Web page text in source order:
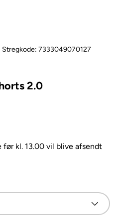
Stregkode: 7333049070127
2.0
før kl. 13.00 vil blive afsendt